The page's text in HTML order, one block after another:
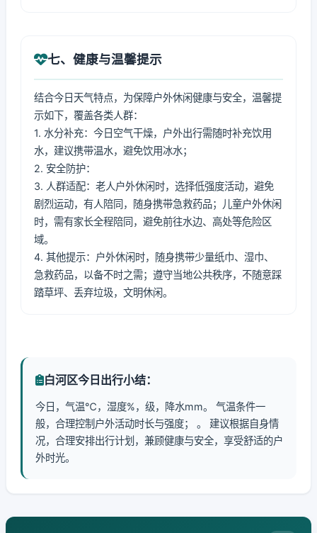
七、健康与温馨提示
结合今日天气特点，为保障户外休闲健康与安全，温馨提
示如下，覆盖各类人群：
1. 水分补充：今日空气干燥，户外出行需随时补充饮用
水，建议携带温水，避免饮用冰水；
2. 安全防护：
3. 人群适配：老人户外休闲时，选择低强度活动，避免
剧烈运动，有人陪同，随身携带急救药品；儿童户外休闲
时，需有家长全程陪同，避免前往水边、高处等危险区
域。
4. 其他提示：户外休闲时，随身携带少量纸巾、湿巾、
急救药品，以备不时之需；遵守当地公共秩序，不随意踩
踏草坪、丢弃垃圾，文明休闲。
白河区今日出行小结：
今日，气温℃，湿度%，级，降水mm。 气温条件一
般，合理控制户外活动时长与强度； 。 建议根据自身情
况，合理安排出行计划，兼顾健康与安全，享受舒适的户
外时光。